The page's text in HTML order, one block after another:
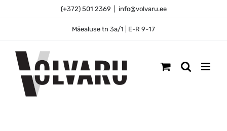
(+372) 501 2369 info@volvaru.ee
Mäealuse tn 3a/1 | E-R 9-17